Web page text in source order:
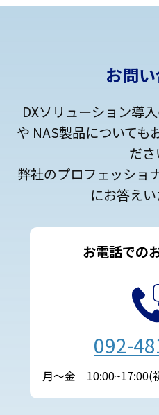
お問
DXソリューション導
や NAS製品についても
ださ
弊社のプロフェッショ
にお答えい
お電話での
092-
月～金 10:00~17:00(